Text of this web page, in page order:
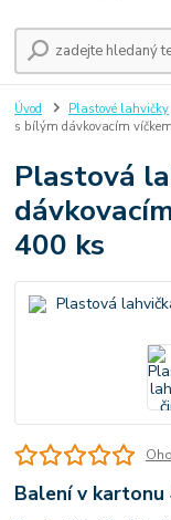
Úvod Plastové lahvičky
s bílým dávkovacím
Plastová
400 ks
Balení v kartonu